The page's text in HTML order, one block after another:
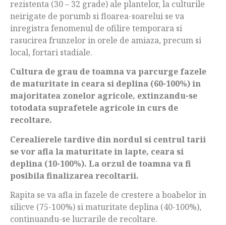
rezistenta (30 – 32 grade) ale plantelor, la culturile
neirigate de porumb si floarea-soarelui se va
inregistra fenomenul de ofilire temporara si
rasucirea frunzelor in orele de amiaza, precum si
local, fortari stadiale.
Cultura de grau de toamna va parcurge fazele
de maturitate in ceara si deplina (60-100%) in
majoritatea zonelor agricole, extinzandu-se
totodata suprafetele agricole in curs de
recoltare.
Cerealierele tardive din nordul si centrul tarii
se vor afla la maturitate in lapte, ceara si
deplina (10-100%). La orzul de toamna va fi
posibila finalizarea recoltarii.
Rapita se va afla in fazele de crestere a boabelor in
silicve (75-100%) si maturitate deplina (40-100%),
continuandu-se lucrarile de recoltare.